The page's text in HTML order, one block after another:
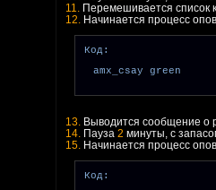
11. Перемешивается список
12. Начинается процесс
Код:
amx_csay green
13. Выводится сообщение о
14. Пауза 2 минуты, с
15. Начинается процесс
Код: